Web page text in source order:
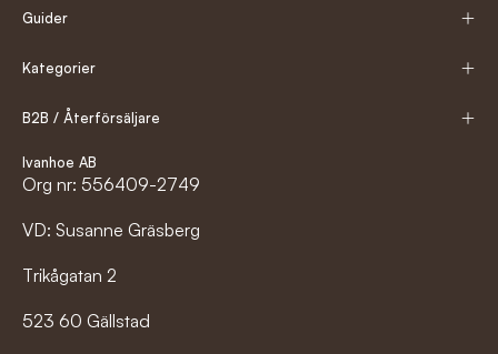
Guider
Kategorier
B2B / Återförsäljare
Ivanhoe AB
Org nr: 556409-2749
VD: Susanne Gräsberg
Trikågatan 2
523 60 Gällstad